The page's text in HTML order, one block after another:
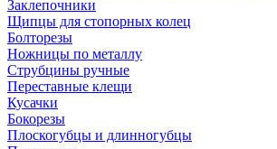
Заклепочники
Щипцы для стопорных колец
Болторезы
Ножницы по металлу
Струбцины ручные
Переставные клещи
Кусачки
Бокорезы
Плоскогубцы и длинногубцы